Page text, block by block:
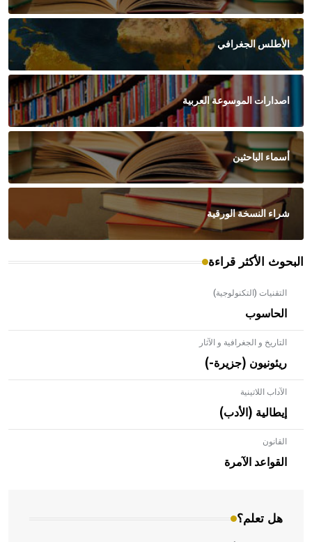
الأطلس الجغرافي
اصدارات الموسوعة العربية
أسماء الباحثين
شراء النسخة الورقية
البحوث الأكثر قراءة
التقنيات (التكنولوجية)
الحاسوب
التاريخ و الجغرافية و الآثار
ريئونيون (جزيرة-)
الآداب اللاتينية
إيطالية (الأدب)
القانون
القواعد الآمرة
هل تعلم؟
- هل تعلم أن الأبلق نوع من الفنون الهندسية التي ارتبطت
بالعمارة الإسلامية في بلاد الشام ومصر خاصة، حيث يحرص
المعمار على بناء مداميكه وخاصة في الواجهات